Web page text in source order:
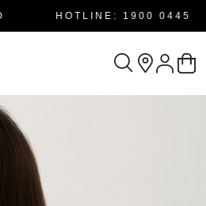
HOTLINE: 1900 0445